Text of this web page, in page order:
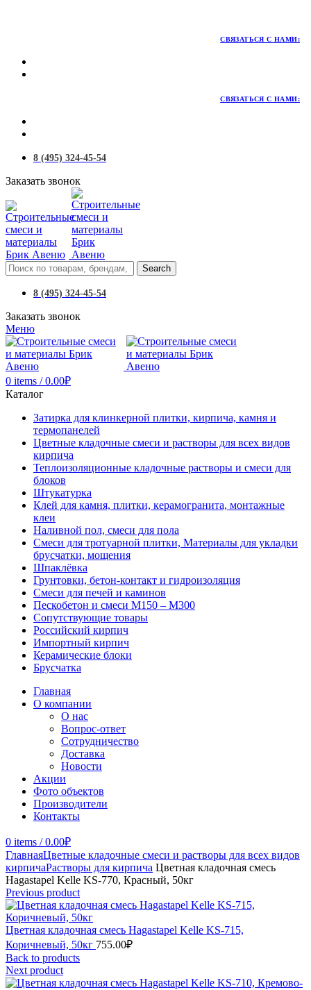
СВЯЗАТЬСЯ С НАМИ:
СВЯЗАТЬСЯ С НАМИ:
8 (495) 324-45-54
Заказать звонок
Search
8 (495) 324-45-54
Заказать звонок
Меню
0 items / 0.00₽
Каталог
Затирка для клинкерной плитки, кирпича, камня и
термопанелей
Цветные кладочные смеси и растворы для всех видов
кирпича
Теплоизоляционные кладочные растворы и смеси для
блоков
Штукатурка
Клей для камня, плитки, керамогранита, монтажные
клеи
Наливной пол, смеси для пола
Смеси для тротуарной плитки, Материалы для укладки
брусчатки, мощения
Шпаклёвка
Грунтовки, бетон-контакт и гидроизоляция
Смеси для печей и каминов
Пескобетон и смеси М150 – М300
Сопутствующие товары
Российский кирпич
Импортный кирпич
Керамические блоки
Брусчатка
Главная
О компании
О нас
Вопрос-ответ
Сотрудничество
Доставка
Новости
Акции
Фото объектов
Производители
Контакты
0 items / 0.00₽
ГлавнаяЦветные кладочные смеси и растворы для всех видов
кирпичаРастворы для кирпича Цветная кладочная смесь
Hagastapel Kelle KS-770, Красный, 50кг
Previous product
Цветная кладочная смесь Hagastapel Kelle KS-715,
Коричневый, 50кг 755.00₽
Back to products
Next product